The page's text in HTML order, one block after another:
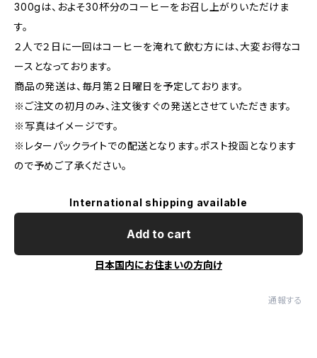
300gは、およそ30杯分のコーヒーをお召し上がりいただけま
す。
２人で２日に一回はコーヒーを淹れて飲む方には、大変お得なコ
ースとなっております。
商品の発送は、毎月第２日曜日を予定しております。
※ご注文の初月のみ、注文後すぐの発送とさせていただきます。
※写真はイメージです。
※レターパックライトでの配送となります。ポスト投函となります
ので予めご了承ください。
International shipping available
Add to cart
日本国内にお住まいの方向け
通報する